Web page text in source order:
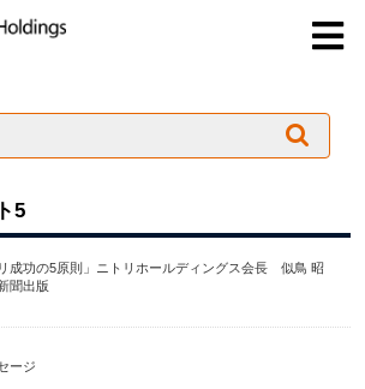
5
成功の5原則」ニトリホールディングス会長 似鳥 昭
聞出版
ージ